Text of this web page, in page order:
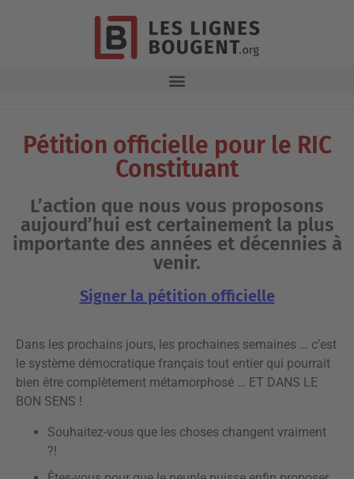
Pétition officielle pour le RIC
Constituant
L’action que nous vous proposons
aujourd’hui est certainement la plus
importante des années et décennies à
venir.
Signer la pétition officielle
Dans les prochains jours, les prochaines semaines … c’est
le système démocratique français tout entier qui pourrait
bien être complètement métamorphosé … ET DANS LE
BON SENS !
Souhaitez-vous que les choses changent vraiment
?!